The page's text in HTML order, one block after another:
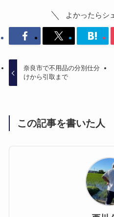
よかったらシ
奈良市で不用品の分別仕分
けから引取まで
この記事を書いた人